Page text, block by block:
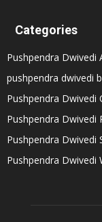
Categories
Pushpendra Dwivedi
pushpendra dwivedi
Pushpendra Dwivedi
Pushpendra Dwivedi
Pushpendra Dwivedi
Pushpendra Dwivedi